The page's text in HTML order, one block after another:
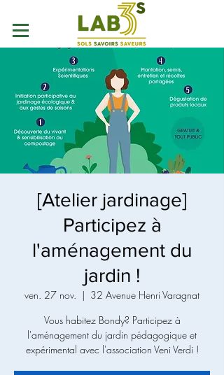
[Atelier jardinage]
Participez à
l'aménagement du
jardin !
ven. 27 nov.
  |
32 Avenue Henri Varagnat
Vous habitez Bondy? Participez à
l'aménagement du jardin pédagogique et
expérimental avec l'association Veni Verdi !